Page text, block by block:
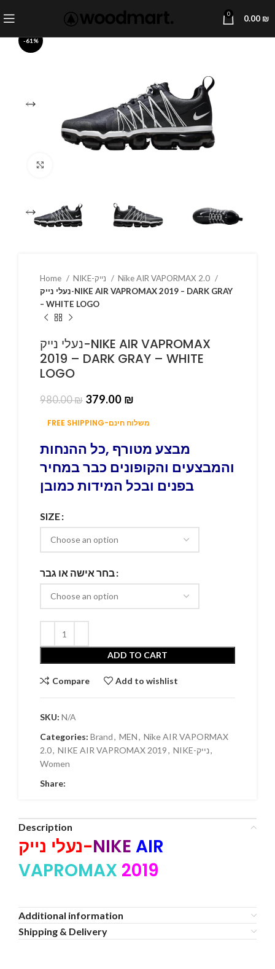
0 0.00 ₪
-61%
Home
Nike AIR VAPORMAX 2.0
נעלי נייק-NIKE AIR VAPROMAX 2019 – DARK GRAY
– WHITE LOGO
נעלי נייק-NIKE AIR VAPROMAX
2019 – DARK GRAY – WHITE
LOGO
980.00₪ 379.00 ₪
FREE SHIPPING-משלוח חינם
מבצע מטורף ,כל ההנחות
והמבצעים והקופונים כבר במחיר
בפנים ובכל המידות כמובן
SIZE
בחר אישה או גבר
ADD TO CART
Compare Add to wishlist
SKU: N/A
Categories: Brand, MEN, Nike AIR VAPORMAX
2.0, NIKE AIR VAPROMAX 2019, NIKE-נייק,
Women
Share:
Description
נעלי נייק-NIKE AIR
VAPROMAX 2019
Additional information
Shipping & Delivery